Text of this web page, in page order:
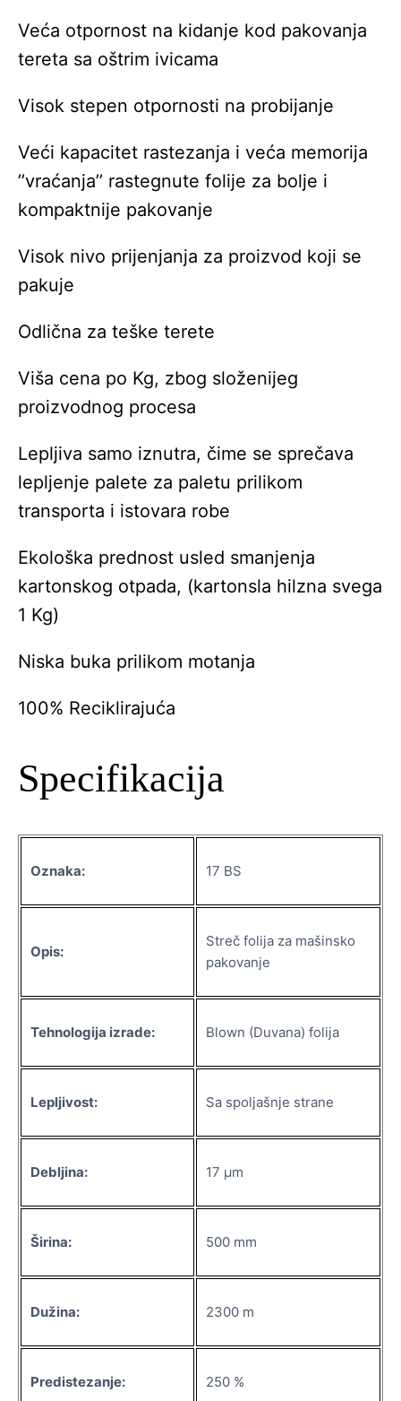
Veća otpornost na kidanje kod pakovanja
tereta sa oštrim ivicama
Visok stepen otpornosti na probijanje
Veći kapacitet rastezanja i veća memorija
’’vraćanja’’ rastegnute folije za bolje i
kompaktnije pakovanje
Visok nivo prijenjanja za proizvod koji se
pakuje
Odlična za teške terete
Viša cena po Kg, zbog složenijeg
proizvodnog procesa
Lepljiva samo iznutra, čime se sprečava
lepljenje palete za paletu prilikom
transporta i istovara robe
Ekološka prednost usled smanjenja
kartonskog otpada, (kartonsla hilzna svega
1 Kg)
Niska buka prilikom motanja
100% Reciklirajuća
Specifikacija
Oznaka: 17 BS
Opis:
Streč folija za mašinsko
pakovanje
Tehnologija izrade: Blown (Duvana) folija
Lepljivost: Sa spoljašnje strane
Debljina: 17 µm
Širina: 500 mm
Dužina: 2300 m
Predistezanje: 250 %